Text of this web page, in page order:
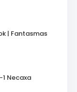
| Fantasmas
Necaxa